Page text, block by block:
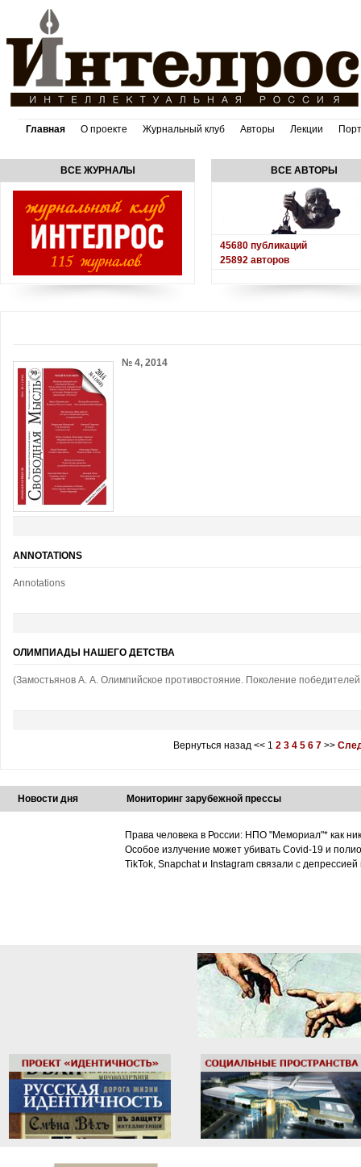
Главная О проекте Журнальный клуб Авторы Лекции
ВСЕ ЖУРНАЛЫ ВСЕ АВТОРЫ
45680 публикаций
25892 авторов
№ 4, 2014
ANNOTATIONS
Annotations
ОЛИМПИАДЫ НАШЕГО ДЕТСТВА
(Замостьянов А. А. Олимпийское противостояние. Поколение
Вернуться назад<< 1 2 3 4 5 6 7>>
Новости дня Мониторинг зарубежной прессы
Права человека в России: НПО "Мемориал"* как
Особое излучение может убивать Covid-19 и
TikTok, Snapchat и Instagram связали с